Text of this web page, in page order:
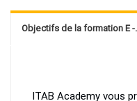
ITAB Academy vous